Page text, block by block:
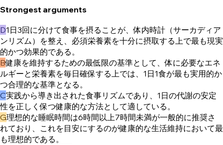
Strongest arguments
D1日3回に分けて食事を摂ることが、体内時計（サーカディア
ンリズム）を整え、必須栄養素を十分に摂取する上で最も現実
的かつ効果的である。
B健康を維持するための最低限の基準として、体に必要なエネ
ルギーと栄養素を毎日確保する上では、1日1食が最も実用的か
つ合理的な基準となる。
C実践から導き出された食事リズムであり、1日の代謝の安定
性を正しく保つ健康的な方法として適している。
G理想的な睡眠時間は6時間以上7時間未満が一般的に推奨さ
れており、これを目安にするのが健康的な生活維持において最
も理想的である。